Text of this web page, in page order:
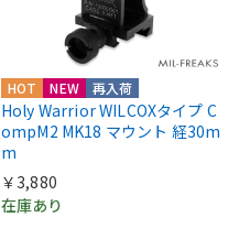
HOT NEW 再入荷
Holy Warrior WILCOXタイプ C
ompM2 MK18 マウント 経30m
m
￥3,880
在庫あり